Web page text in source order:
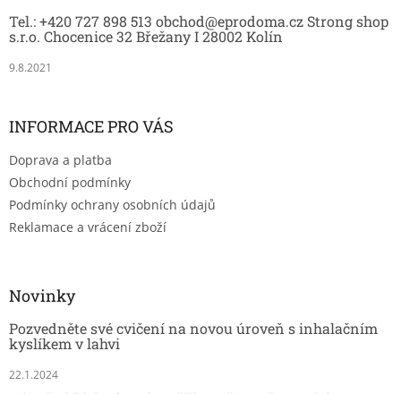
Tel.: +420 727 898 513 obchod@eprodoma.cz Strong shop
s.r.o. Chocenice 32 Břežany I 28002 Kolín
9.8.2021
INFORMACE PRO VÁS
Doprava a platba
Obchodní podmínky
Podmínky ochrany osobních údajů
Reklamace a vrácení zboží
Novinky
Pozvedněte své cvičení na novou úroveň s inhalačním
kyslíkem v lahvi
22.1.2024